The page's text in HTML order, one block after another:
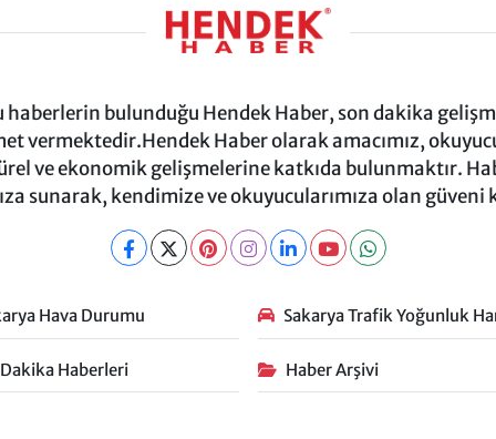
bulunduğu Hendek Haber, son dakika
vermektedir.Hendek Haber olarak amacımız,
ve ekonomik gelişmelerine katkıda bulunmaktır.
sunarak, kendimize ve okuyucularımıza olan güveni
Hava Durumu Sakarya Trafik Yoğunluk
Haberleri Haber Arşivi